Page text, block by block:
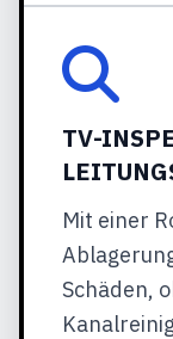
TV-
Mit einer
Schäden,